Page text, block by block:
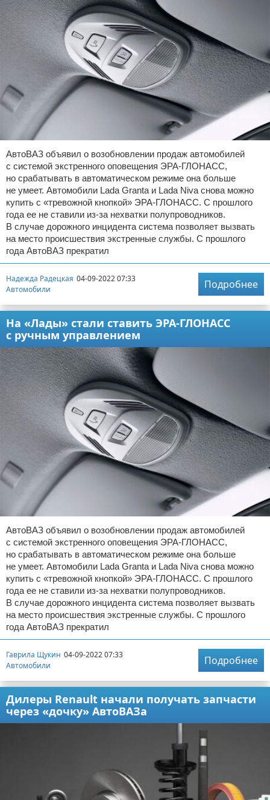
АвтоВАЗ объявил о возобновлении продаж автомобилей
с системой экстренного оповещения ЭРА-ГЛОНАСС,
но срабатывать в автоматическом режиме она больше
не умеет. Автомобили Lada Granta и Lada Niva снова можно
купить с «тревожной кнопкой» ЭРА-ГЛОНАСС. С прошлого
года ее не ставили из-за нехватки полупроводников.
В случае дорожного инцидента система позволяет вызвать
на место происшествия экстренные службы. С прошлого
года АвтоВАЗ прекратил
Надежда Радецкая 04-09-2022 07:33
Автомобили
Подробнее
На «Лады» стали ставить ЭРА-ГЛОНАСС
с ручным управлением
АвтоВАЗ объявил о возобновлении продаж автомобилей
с системой экстренного оповещения ЭРА-ГЛОНАСС,
но срабатывать в автоматическом режиме она больше
не умеет. Автомобили Lada Granta и Lada Niva снова можно
купить с «тревожной кнопкой» ЭРА-ГЛОНАСС. С прошлого
года ее не ставили из-за нехватки полупроводников.
В случае дорожного инцидента система позволяет вызвать
на место происшествия экстренные службы. С прошлого
года АвтоВАЗ прекратил
Гаврила Щукин 04-09-2022 07:33
Автомобили
Подробнее
Дилеры Renault начали получать запчасти
через «дочку» АвтоВАЗа